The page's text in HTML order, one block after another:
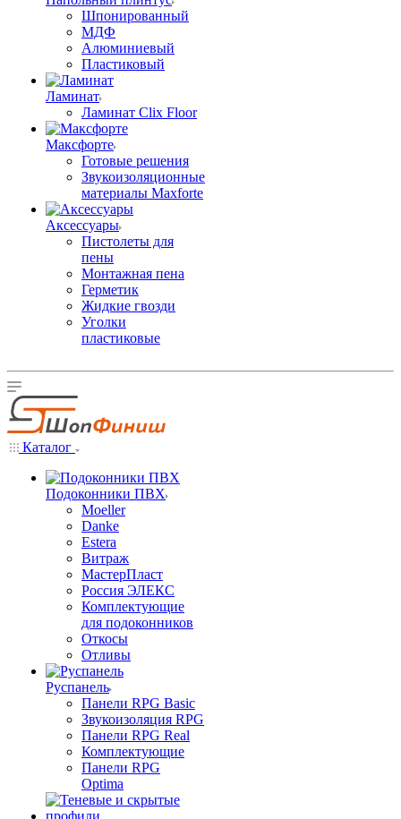
Шпонированный
МДФ
Алюминиевый
Пластиковый
Ламинат
Ламинат Clix Floor
Максфорте
Готовые решения
Звукоизоляционные
материалы Maxforte
Аксессуары
Пистолеты для
пены
Монтажная пена
Герметик
Жидкие гвозди
Уголки
пластиковые
Каталог
Подоконники ПВХ
Moeller
Danke
Estera
Витраж
МастерПласт
Россия ЭЛЕКС
Комплектующие
для подоконников
Откосы
Отливы
Руспанель
Панели RPG Basic
Звукоизоляция RPG
Панели RPG Real
Комплектующие
Панели RPG
Optima